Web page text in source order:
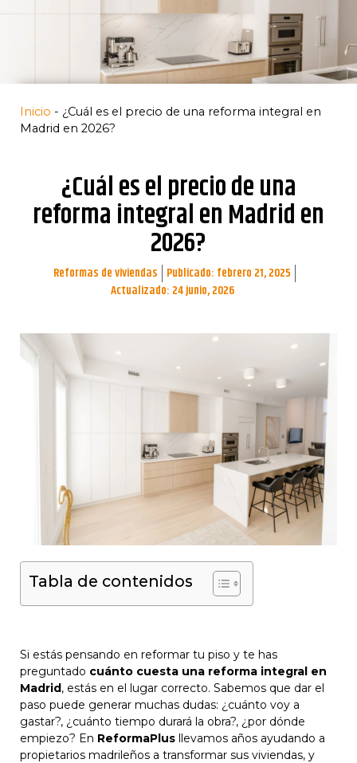
Inicio - ¿Cuál es el precio de una reforma integral en
Madrid en 2026?
¿Cuál es el precio de una
reforma integral en Madrid en
2026?
Reformas de viviendas Publicado: febrero 21, 2025
Actualizado: 24 junio, 2026
Tabla de contenidos
Si estás pensando en reformar tu piso y te has
preguntado cuánto cuesta una reforma integral en
Madrid, estás en el lugar correcto. Sabemos que dar el
paso puede generar muchas dudas: ¿cuánto voy a
gastar?, ¿cuánto tiempo durará la obra?, ¿por dónde
empiezo? En ReformaPlus llevamos años ayudando a
propietarios madrileños a transformar sus viviendas, y